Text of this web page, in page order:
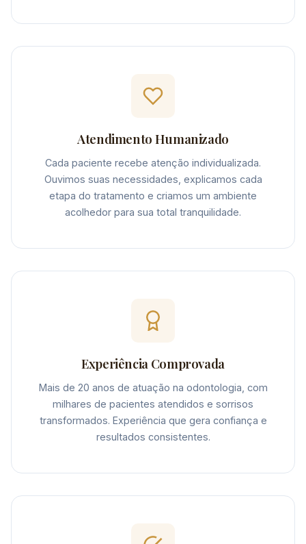
Atendimento Humanizado
Cada paciente recebe atenção individualizada.
Ouvimos suas necessidades, explicamos cada
etapa do tratamento e criamos um ambiente
acolhedor para sua total tranquilidade.
Experiência Comprovada
Mais de 20 anos de atuação na odontologia, com
milhares de pacientes atendidos e sorrisos
transformados. Experiência que gera confiança e
resultados consistentes.